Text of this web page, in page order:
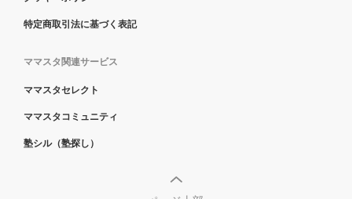
特定商取引法に基づく表記
ママスタ関連サービス
ママスタセレクト
ママスタコミュニティ
塾シル（塾探し）